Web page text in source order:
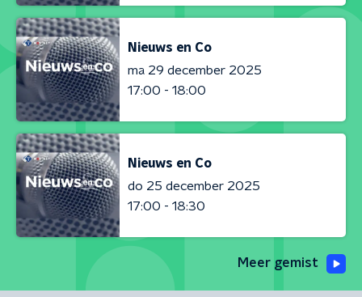
Nieuws en Co
ma 29 december 2025
17:00 - 18:00
Nieuws en Co
do 25 december 2025
17:00 - 18:30
Meer gemist